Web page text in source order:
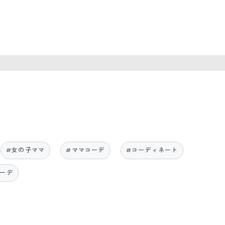
#女の子ママ #ママコーデ #コーディネート
デ